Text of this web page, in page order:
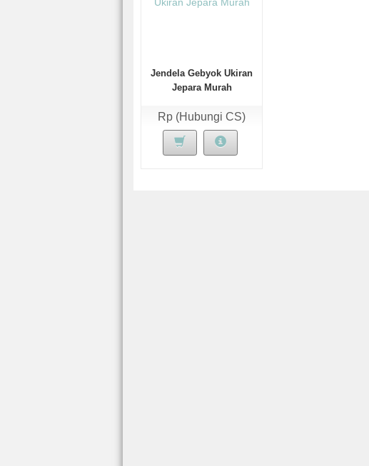
Jendela Gebyok Ukiran
Jepara Murah
Rp (Hubungi CS)